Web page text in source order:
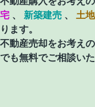
宅 、 新築建売 、 土地
ります。
不動産売却をお考え
でも無料でご相談いた